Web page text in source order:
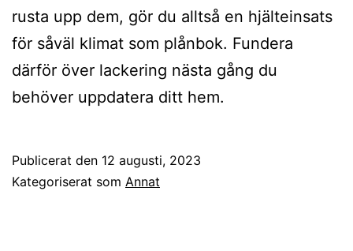
rusta upp dem, gör du alltså en hjälteinsats
för såväl klimat som plånbok. Fundera
därför över lackering nästa gång du
behöver uppdatera ditt hem.
Publicerat den 12 augusti, 2023
Kategoriserat som Annat